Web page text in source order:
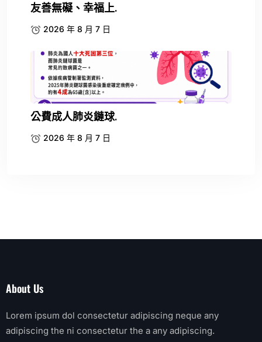
友善無礙、幸福上.
2026 年 8 月 7 日
公費成人肺炎鏈球.
2026 年 8 月 7 日
About Us
Lorem ipsum dol consectetur adipiscing neque any
adipiscing the ni consectetur the a any adipiscing.